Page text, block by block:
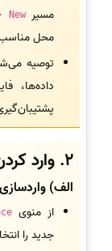
مسیر
محل مناسب
توصیه
داده‌ها،
2. وارد کردن منابع
الف)
از منوی
جدید را